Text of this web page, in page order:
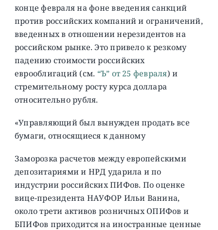
конце февраля на фоне введения санкций
против российских компаний и ограничений,
введенных в отношении нерезидентов на
российском рынке. Это привело к резкому
падению стоимости российских
еврооблигаций (см. “Ъ” от 25 февраля) и
стремительному росту курса доллара
относительно рубля.
«Управляющий был вынужден продать все
бумаги, относящиеся к данному
Заморозка расчетов между европейскими
депозитариями и НРД ударила и по
индустрии российских ПИФов. По оценке
вице-президента НАУФОР Ильи Ванина,
около трети активов розничных ОПИФов и
БПИФов приходится на иностранные ценные